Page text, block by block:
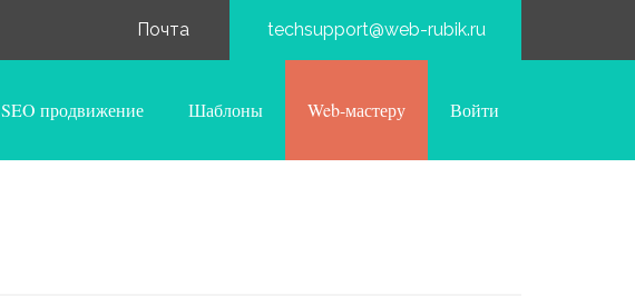
Почта techsupport@web-rubik.ru
SEO продвижение Шаблоны Web-мастеру Войти